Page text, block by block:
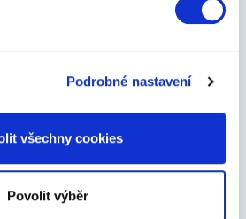
Podrobné nastavení
všechny cookies
Povolit výběr
potiskem, lze změnit podklad i
Zobrazit více